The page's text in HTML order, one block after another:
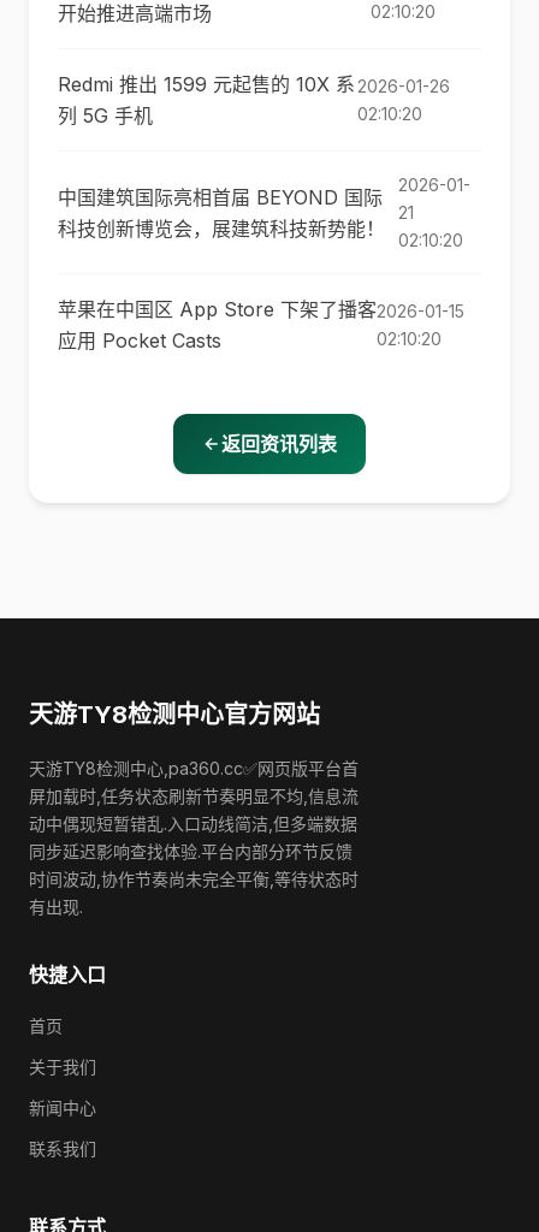
开始推进高端市场
02:10:20
Redmi 推出 1599 元起售的 10X 系
列 5G 手机
2026-01-26
02:10:20
中国建筑国际亮相首届 BEYOND 国际
科技创新博览会，展建筑科技新势能！
2026-01-
21
02:10:20
苹果在中国区 App Store 下架了播客
应用 Pocket Casts
2026-01-15
02:10:20
返回资讯列表
天游TY8检测中心官方网站
天游TY8检测中心,pa360.cc✅网页版平台首
屏加载时,任务状态刷新节奏明显不均,信息流
动中偶现短暂错乱.入口动线简洁,但多端数据
同步延迟影响查找体验.平台内部分环节反馈
时间波动,协作节奏尚未完全平衡,等待状态时
有出现.
快捷入口
首页
关于我们
新闻中心
联系我们
联系方式